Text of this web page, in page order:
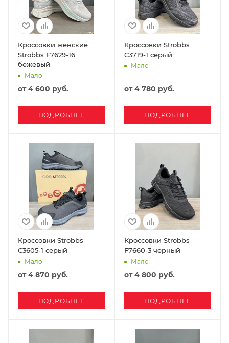
Кроссовки женские
Strobbs F7629-16
бежевый
Мало
от4 600 руб.
ПОДРОБНЕЕ
Кроссовки Strobbs
C3719-1 серый
Мало
от4 780 руб.
ПОДРОБНЕЕ
Кроссовки Strobbs
C3605-1 серый
Мало
от4 870 руб.
ПОДРОБНЕЕ
Кроссовки Strobbs
F7660-3 черный
Мало
от4 800 руб.
ПОДРОБНЕЕ